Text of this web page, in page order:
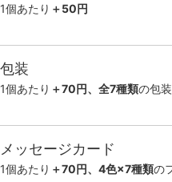
1個あたり ＋50円
包装
1個あたり ＋70円、全7種類の包
メッセージカード
1個あたり ＋70円、4色×7種類の